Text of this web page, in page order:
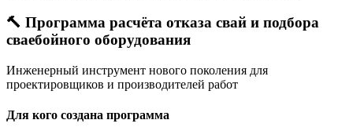
🔨 Программа расчёта отказа свай и подбора
сваебойного оборудования
Инженерный инструмент нового поколения для
проектировщиков и производителей работ
Для кого создана программа